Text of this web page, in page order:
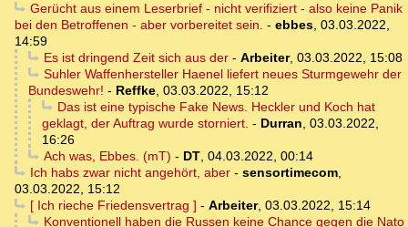
Gerücht aus einem Leserbrief - nicht verifiziert - also keine Panik
bei den Betroffenen - aber vorbereitet sein. - ebbes, 03.03.2022,
14:59
Es ist dringend Zeit sich aus der- Arbeiter, 03.03.2022, 15:08
Suhler Waffenhersteller Haenel liefert neues Sturmgewehr der
Bundeswehr! - Reffke, 03.03.2022, 15:12
Das ist eine typische Fake News. Heckler und Koch hat
geklagt, der Auftrag wurde storniert. - Durran, 03.03.2022,
16:26
Ach was, Ebbes. (mT) - DT, 04.03.2022, 00:14
Ich habs zwar nicht angehört, aber- sensortimecom,
03.03.2022, 15:12
[ Ich rieche Friedensvertrag ] - Arbeiter, 03.03.2022, 15:14
Konventionell haben die Russen keine Chance gegen die Nato